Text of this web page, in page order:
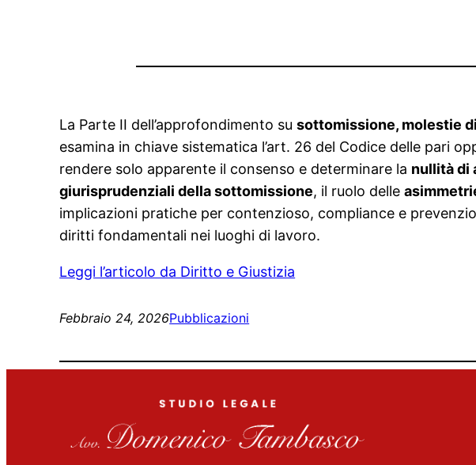
La Parte II dell’approfondimento susottomissione, molestie
esamina in chiave sistematica l’art. 26 del Codice delle pari
rendere solo apparente il consenso e determinare la nullità di
giurisprudenziali della sottomissione, il ruolo delle
implicazioni pratiche per contenzioso, compliance e
diritti fondamentali nei luoghi di lavoro.
Leggi l’articolo da Diritto e Giustizia
Febbraio 24, 2026Pubblicazioni